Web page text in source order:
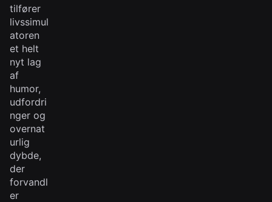
tilfører
livssimul
atoren
et helt
nyt lag
af
humor,
udfordri
nger og
overnat
urlig
dybde,
der
forvandl
er